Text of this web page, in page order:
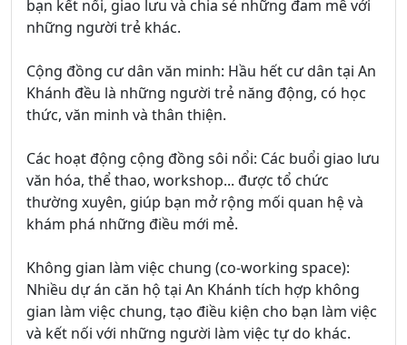
bạn kết nối, giao lưu và chia sẻ những đam mê với
những người trẻ khác.
Cộng đồng cư dân văn minh: Hầu hết cư dân tại An
Khánh đều là những người trẻ năng động, có học
thức, văn minh và thân thiện.
Các hoạt động cộng đồng sôi nổi: Các buổi giao lưu
văn hóa, thể thao, workshop... được tổ chức
thường xuyên, giúp bạn mở rộng mối quan hệ và
khám phá những điều mới mẻ.
Không gian làm việc chung (co-working space):
Nhiều dự án căn hộ tại An Khánh tích hợp không
gian làm việc chung, tạo điều kiện cho bạn làm việc
và kết nối với những người làm việc tự do khác.